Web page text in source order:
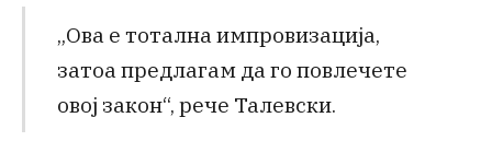
„Ова е тотална импровизација,
затоа предлагам да го повлечете
овој закон“, рече Талевски.